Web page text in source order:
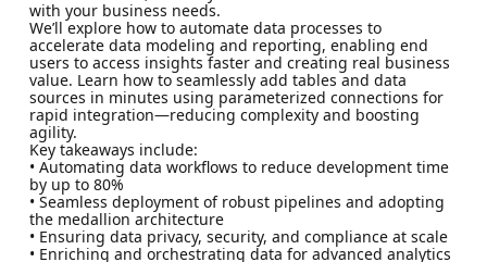
with your business needs.
We’ll explore how to automate data processes to
accelerate data modeling and reporting, enabling end
users to access insights faster and creating real business
value. Learn how to seamlessly add tables and data
sources in minutes using parameterized connections for
rapid integration—reducing complexity and boosting
agility.
Key takeaways include:
• Automating data workflows to reduce development time
by up to 80%
• Seamless deployment of robust pipelines and adopting
the medallion architecture
• Ensuring data privacy, security, and compliance at scale
• Enriching and orchestrating data for advanced analytics